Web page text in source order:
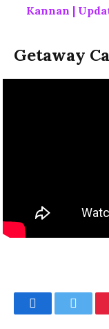
Kannan |
Getaway
FacebookTwitter